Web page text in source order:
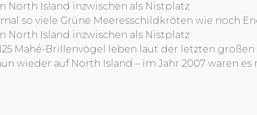
North Island inzwischen als Nistplatz
so viele Grüne Meeresschildkröten wie noch
North Island inzwischen als Nistplatz
Mahé-Brillenvögel leben laut der letzten
wieder auf North Island – im Jahr 2007 waren es